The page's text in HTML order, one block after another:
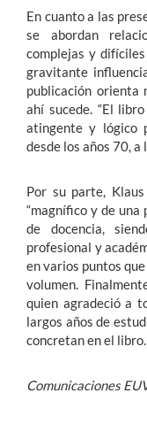
En cuanto a las
se abordan
complejas y
gravitante
publicación orienta
ahí sucede. “El
atingente y lógico
desde los años 70, a
Por su parte,
“magnífico y de
de docencia,
profesional y
en varios puntos
volumen.
quien agradeció a
largos años de
concretan en el libro.
Comunicaciones